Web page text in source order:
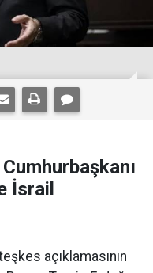
İsrail
açıklamasının